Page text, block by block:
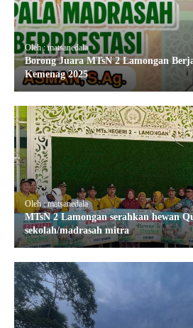
Oleh : matsanedala
Borong Juara MTsN 2 Lamongan
Kemenag 2025
Oleh : matsanedala
MTsN 2 Lamongan serahkan hewan
sekolah/madrasah mitra